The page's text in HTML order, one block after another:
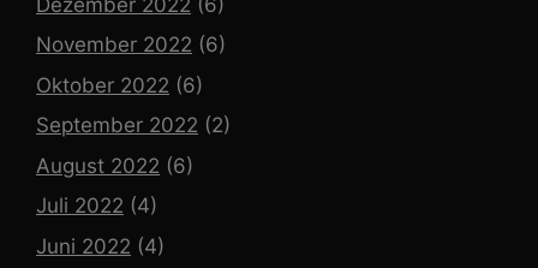
November 2022 (6)
Oktober 2022 (6)
September 2022 (2)
August 2022 (6)
Juli 2022 (4)
Juni 2022 (4)